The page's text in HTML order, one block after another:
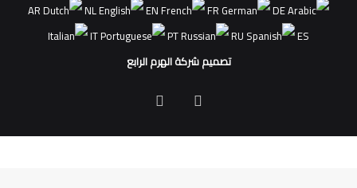
AR
NL EN FR
DE
IT
PT RU
ES
تصميم شركة الهرم الرابع
فيسبوك
الموقع